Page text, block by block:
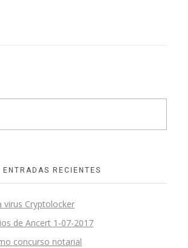
ENTRADAS RECIENTES
virus Cryptolocker
de Ancert 1-07-2017
concurso notarial